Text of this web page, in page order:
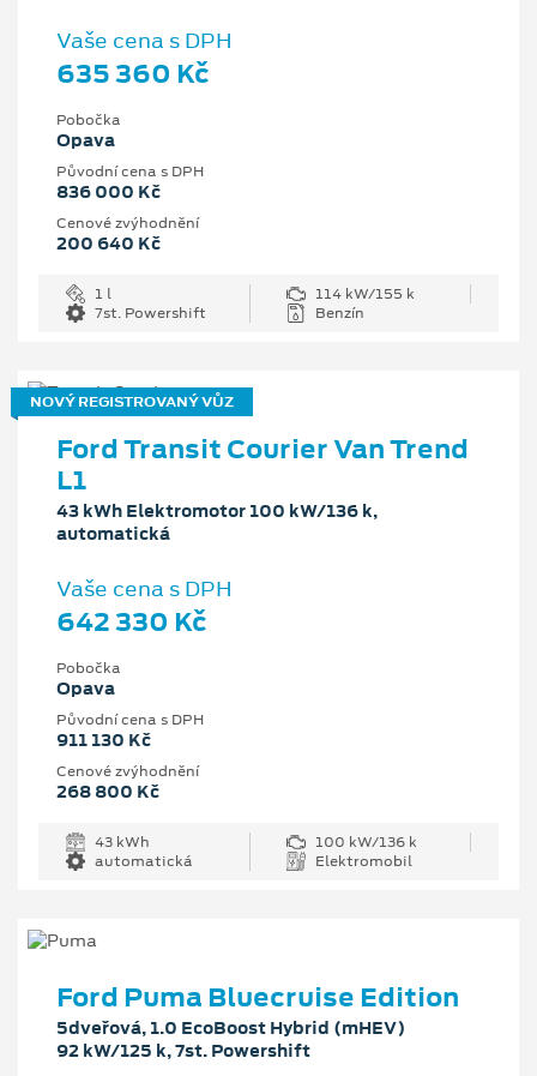
Vaše cena s DPH
635 360 Kč
Pobočka
Opava
Původní cena s DPH
836 000 Kč
Cenové zvýhodnění
200 640 Kč
1 l
114 kW/155 k
7st. Powershift
Benzín
NOVÝ REGISTROVANÝ VŮZ
Ford Transit Courier Van Trend
L1
43 kWh Elektromotor 100 kW/136 k,
automatická
Vaše cena s DPH
642 330 Kč
Pobočka
Opava
Původní cena s DPH
911 130 Kč
Cenové zvýhodnění
268 800 Kč
43 kWh
100 kW/136 k
automatická
Elektromobil
Ford Puma Bluecruise Edition
5dveřová, 1.0 EcoBoost Hybrid (mHEV)
92 kW/125 k, 7st. Powershift